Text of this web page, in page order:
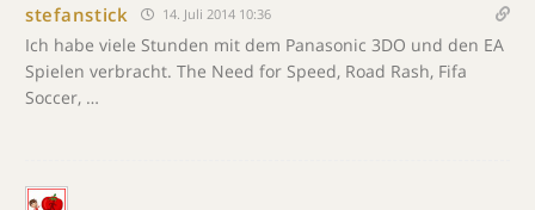
stefanstick 14. Juli 2014 10:36
Ich habe viele Stunden mit dem Panasonic 3DO und den EA
Spielen verbracht. The Need for Speed, Road Rash, Fifa
Soccer, …